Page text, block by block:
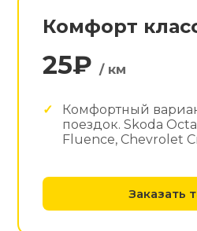
Комфорт
25₽/ км
Комфортный
поездок. Skoda
Fluence, Chevrolet
Заказать